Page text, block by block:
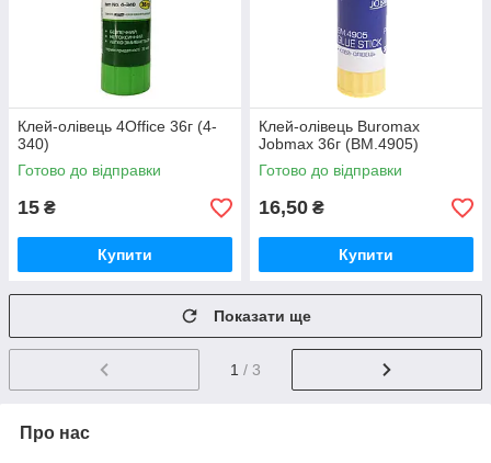
Клей-олівець 4Office 36г (4-
340)
Готово до відправки
15 ₴
Купити
Клей-олівець Buromax
Jobmax 36г (BM.4905)
Готово до відправки
16,50 ₴
Купити
Показати ще
1 / 3
Про нас